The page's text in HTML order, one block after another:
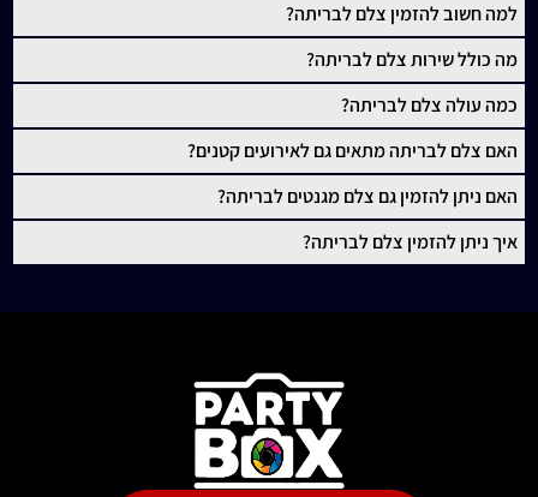
למה חשוב להזמין צלם לבריתה?
מה כולל שירות צלם לבריתה?
כמה עולה צלם לבריתה?
האם צלם לבריתה מתאים גם לאירועים קטנים?
האם ניתן להזמין גם צלם מגנטים לבריתה?
איך ניתן להזמין צלם לבריתה?